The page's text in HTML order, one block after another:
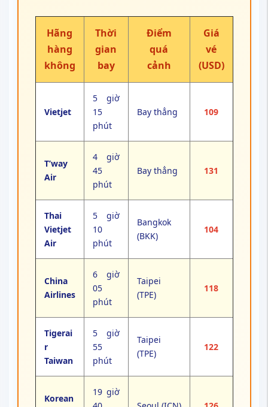
Hãng
hàng
không
Thời
gian
bay
Điểm
quá
cảnh
Giá
vé
(USD)
Vietjet
5 giờ
15
phút
Bay thẳng 109
T’way
Air
4 giờ
45
phút
Bay thẳng 131
Thai
Vietjet
Air
5 giờ
10
phút
Bangkok
(BKK)
104
China
Airlines
6 giờ
05
phút
Taipei
(TPE)
118
Tigerai
r
Taiwan
5 giờ
55
phút
Taipei
(TPE)
122
Korean
19 giờ